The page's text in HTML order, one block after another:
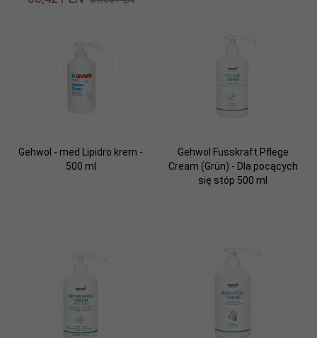
Gehwol - med Lipidro krem -
500 ml
Gehwol Fusskraft Pflege
Cream (Grün) - Dla pocących
się stóp 500 ml